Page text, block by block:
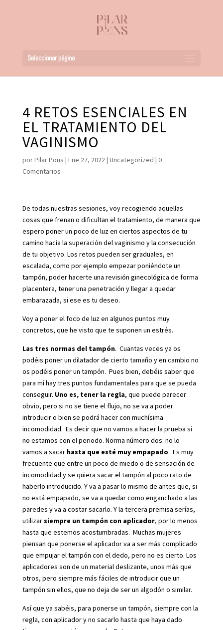
Seleccionar página
4 RETOS ESENCIALES EN
EL TRATAMIENTO DEL
VAGINISMO
porPilar Pons | Ene 27, 2022| Uncategorized | 0
Comentarios
De todas nuestras sesiones, voy recogiendo aquellas
cosas que frenan o dificultan el tratamiento, de manera que
espero poner un poco de luz en ciertos aspectos de tu
camino hacia la superación del vaginismo y la consecución
de tu objetivo. Los retos pueden ser graduales, en
escalada, como por ejemplo empezar poniéndote un
tampón, poder hacerte una revisión ginecológica de forma
placentera, tener una penetración y llegar a quedar
embarazada, si ese es tu deseo.
Voy a poner el foco de luz en algunos puntos muy
concretos, que he visto que te suponen un estrés.
Las tres normas del tampón. Cuantas veces ya os
podéis poner un dilatador de cierto tamaño y en cambio no
os podéis poner un tampón. Pues bien, debéis saber que
para mí hay tres puntos fundamentales para que se pueda
conseguir. Uno es, tener la regla, que puede parecer
obvio, pero si no se tiene el flujo, no se va a poder
introducir o bien se podrá hacer con muchísima
incomodidad. Es decir que no vamos a hacer la prueba si
no estamos con el periodo. Norma número dos: no lo
vamos a sacar hasta que esté muy empapado. Es muy
frecuente que entre un poco de miedo o de sensación de
incomodidad y se quiera sacar el tampón al poco rato de
haberlo introducido. Y va a pasar lo mismo de antes que, si
no está empapado, se va a quedar como enganchado a las
paredes y va a costar sacarlo. Y la tercera premisa serías,
utilizarsiempre un tampón con aplicador, por lo menos
hasta que estemos acostumbradas. Muchas mujeres
piensan que ponerse el aplicador va a ser más complicado
que empujar el tampón con el dedo, pero no es cierto. Los
aplicadores son de un material deslizante, unos más que
otros, pero siempre más fáciles de introducir que un
tampón sin ellos, que no deja de ser un algodón o similar.
Así que ya sabéis, para ponerse un tampón, siempre con la
regla, con aplicador y no sacarlo hasta que haya dado